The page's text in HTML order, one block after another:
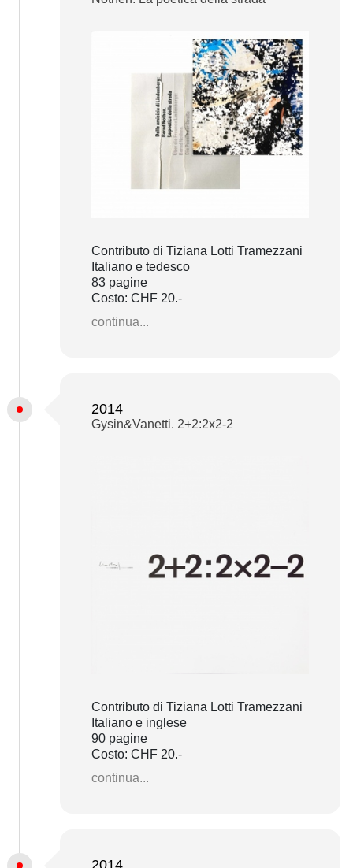
Contributo di Tiziana Lotti Tramezzani
Italiano e tedesco
83 pagine
Costo: CHF 20.-
continua...
2014
Gysin&Vanetti. 2+2:2x2-2
Contributo di Tiziana Lotti Tramezzani
Italiano e inglese
90 pagine
Costo: CHF 20.-
continua...
2014